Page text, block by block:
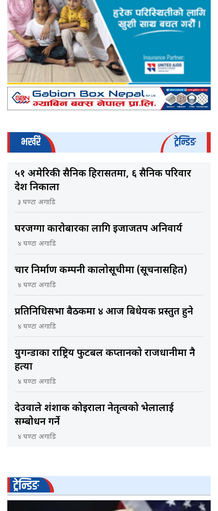
भर्खरै ट्रेन्डिङ
५१ अमेरिकी सैनिक हिरासतमा, ६ सैनिक परिवार
देश निकाला
३ घण्टा अगाडि
घरजग्गा कारोबारका लागि इजाजतपत्र अनिवार्य
४ घण्टा अगाडि
चार निर्माण कम्पनी कालोसूचीमा (सूचनासहित)
४ घण्टा अगाडि
प्रतिनिधिसभा बैठकमा ४ आज बिधेयक प्रस्तुत हुने
४ घण्टा अगाडि
युगन्डाका राष्ट्रिय फुटबल कप्तानको राजधानीमा नै
हत्या
४ घण्टा अगाडि
देउवाले शंशाक कोइराला नेतृत्वको भेलालाई
सम्बोधन गर्ने
४ घण्टा अगाडि
ट्रेन्डिङ